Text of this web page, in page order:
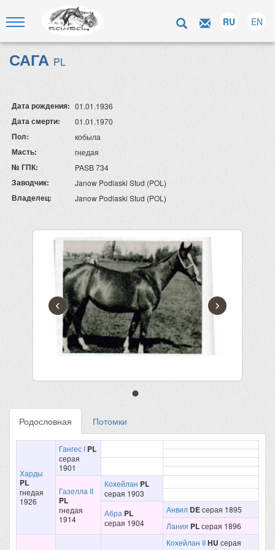
RU EN
САГА PL
Дата рождения: 01.01.1936
Дата смерти: 01.01.1970
Пол: кобыла
Масть: гнедая
№ ГПК: PASB 734
Заводчик: Janow Podlaski Stud (POL)
Владелец: Janow Podlaski Stud (POL)
‹ ›
Родословная Потомки
Харды
PL
гнедая
1926
Гангес I PL
серая
1901
Газелла II
PL
гнедая
1914
Кохейлан PL
серая 1903
Абра PL
серая 1904
Анвил DEсерая 1895
Лания PLсерая 1896
Кохейлан IIHU серая